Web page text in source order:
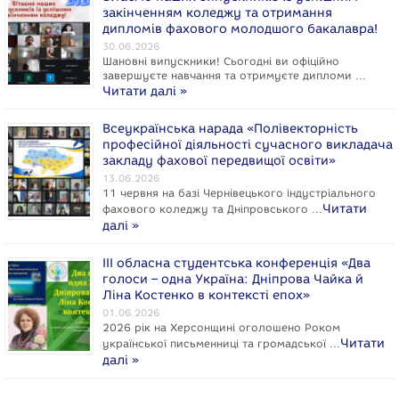
закінченням коледжу та отримання
дипломів фахового молодшого бакалавра!
30.06.2026
Шановні випускники! Сьогодні ви офіційно
завершуєте навчання та отримуєте дипломи …
Читати далі »
Всеукраїнська нарада «Полівекторність
професійної діяльності сучасного викладача
закладу фахової передвищої освіти»
13.06.2026
11 червня на базі Чернівецького індустріального
фахового коледжу та Дніпровського …Читати
далі »
ІІІ обласна студентська конференція «Два
голоси – одна Україна: Дніпрова Чайка й
Ліна Костенко в контексті епох»
01.06.2026
2026 рік на Херсонщині оголошено Роком
укpaїнcької письменниці та громадської …Читати
далі »